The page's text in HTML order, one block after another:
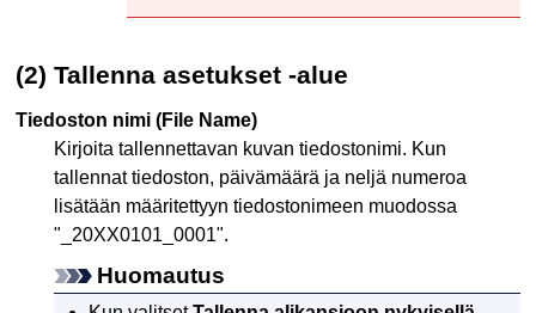
(2) Tallenna asetukset -alue
Tiedoston nimi (File Name)
Kirjoita tallennettavan kuvan tiedostonimi. Kun
tallennat tiedoston, päivämäärä ja neljä numeroa
lisätään määritettyyn tiedostonimeen muodossa
"_20XX0101_0001".
Huomautus